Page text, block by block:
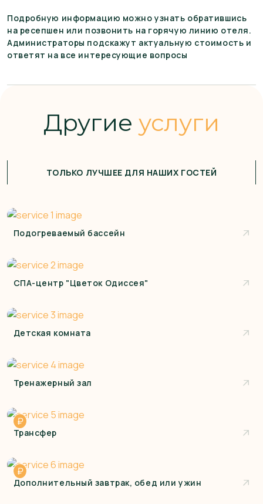
Подробную информацию можно узнать обратившись
на ресепшен или позвонить на горячую линию отеля.
Администраторы подскажут актуальную стоимость и
ответят на все интересующие вопросы
Другие услуги
ТОЛЬКО ЛУЧШЕЕ ДЛЯ НАШИХ ГОСТЕЙ
Подогреваемый бассейн
СПА-центр "Цветок Одиссея"
Детская комната
Тренажерный зал
Трансфер
₽
Дополнительный завтрак, обед или ужин
₽